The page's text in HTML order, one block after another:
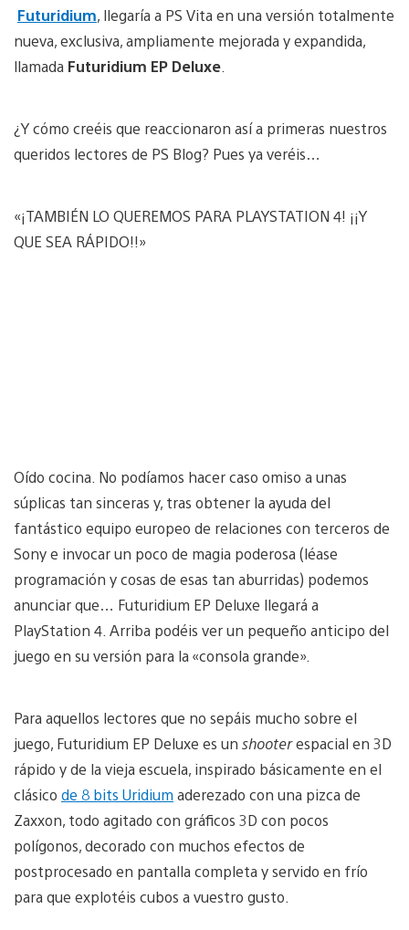
Futuridium, llegaría a PS Vita en una versión totalmente
nueva, exclusiva, ampliamente mejorada y expandida,
llamada Futuridium EP Deluxe
¿Y cómo creéis que reaccionaron así a primeras nuestros
queridos lectores de PS Blog? Pues ya veréis…
«¡TAMBIÉN LO QUEREMOS PARA PLAYSTATION 4! ¡¡Y
QUE SEA RÁPIDO!!»
Oído cocina. No podíamos hacer caso omiso a unas
súplicas tan sinceras y, tras obtener la ayuda del
fantástico equipo europeo de relaciones con terceros de
Sony e invocar un poco de magia poderosa (léase
programación y cosas de esas tan aburridas) podemos
anunciar que… Futuridium EP Deluxe llegará a
PlayStation 4. Arriba podéis ver un pequeño anticipo del
juego en su versión para la «consola grande».
Para aquellos lectores que no sepáis mucho sobre el
juego, Futuridium EP Deluxe es un shooterespacial en 3D
rápido y de la vieja escuela, inspirado básicamente en el
clásico de 8 bits Uridium aderezado con una pizca de
Zaxxon, todo agitado con gráficos 3D con pocos
polígonos, decorado con muchos efectos de
postprocesado en pantalla completa y servido en frío
para que explotéis cubos a vuestro gusto.